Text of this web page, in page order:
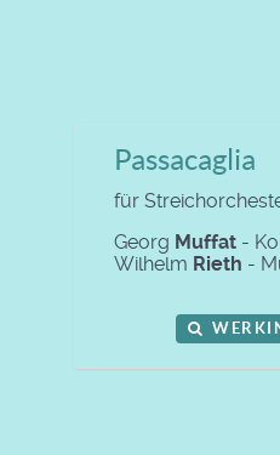
Passacaglia
für
Georg Muffat -
Wilhelm Rieth -